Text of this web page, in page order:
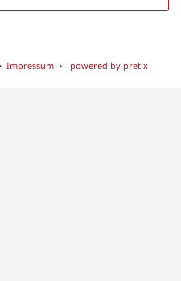
Impressum powered by pretix